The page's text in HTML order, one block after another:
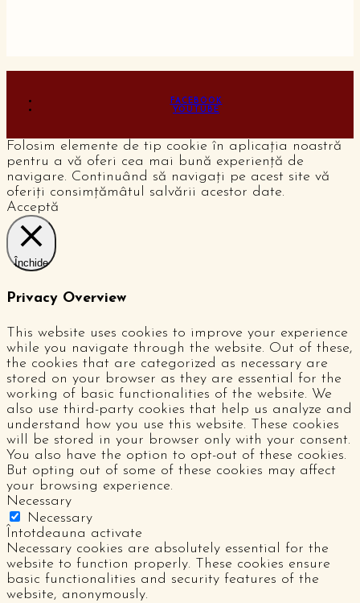
FACEBOOK
YOUTUBE
Folosim elemente de tip cookie în aplicația noastră
pentru a vă oferi cea mai bună experiență de
navigare. Continuând să navigați pe acest site vă
oferiți consimțămâtul salvării acestor date.
Acceptă
Închide
Privacy Overview
This website uses cookies to improve your experience
while you navigate through the website. Out of these,
the cookies that are categorized as necessary are
stored on your browser as they are essential for the
working of basic functionalities of the website. We
also use third-party cookies that help us analyze and
understand how you use this website. These cookies
will be stored in your browser only with your consent.
You also have the option to opt-out of these cookies.
But opting out of some of these cookies may affect
your browsing experience.
Necessary
Necessary
Întotdeauna activate
Necessary cookies are absolutely essential for the
website to function properly. These cookies ensure
basic functionalities and security features of the
website, anonymously.